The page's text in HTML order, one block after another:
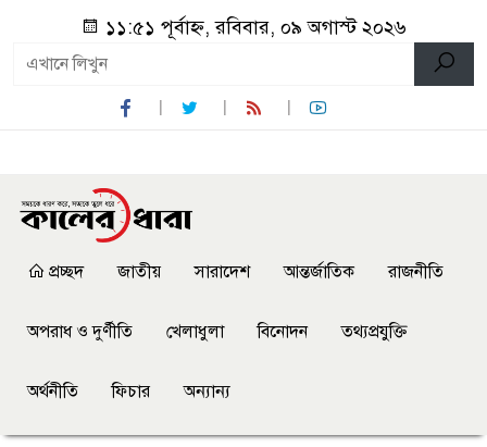
১১:৫১ পূর্বাহ্ন, রবিবার, ০৯ অগাস্ট ২০২৬
প্রচ্ছদ জাতীয় সারাদেশ আন্তর্জাতিক রাজনীতি
অপরাধ ও দুর্ণীতি খেলাধুলা বিনোদন তথ্যপ্রযুক্তি
অর্থনীতি ফিচার অন্যান্য